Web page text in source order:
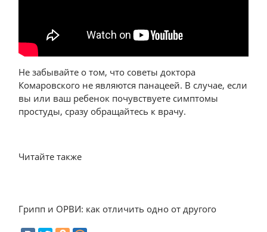
Не забывайте о том, что советы доктора
Комаровского не являются панацеей. В случае, если
вы или ваш ребенок почувствуете симптомы
простуды, сразу обращайтесь к врачу.
Читайте также
Грипп и ОРВИ: как отличить одно от другого